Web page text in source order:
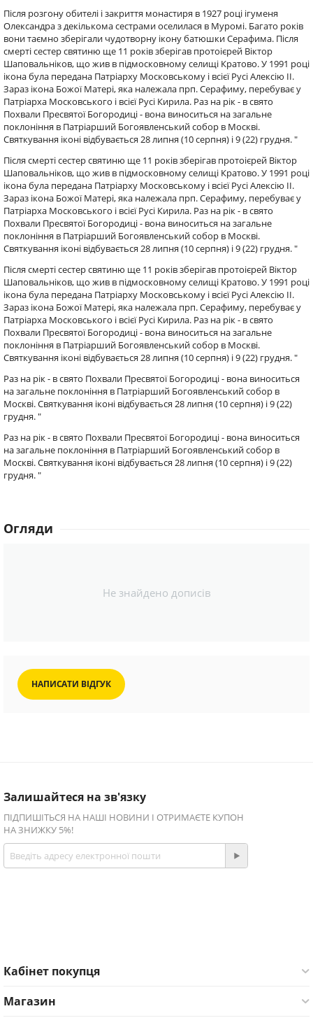
Після розгону обителі і закриття монастиря в 1927 році ігуменя
Олександра з декількома сестрами оселилася в Муромі. Багато років
вони таємно зберігали чудотворну ікону батюшки Серафима. Після
смерті сестер святиню ще 11 років зберігав протоієрей Віктор
Шаповальніков, що жив в підмосковному селищі Кратово. У 1991 році
ікона була передана Патріарху Московському і всієї Русі Алексію II.
Зараз ікона Божої Матері, яка належала прп. Серафиму, перебуває у
Патріарха Московського і всієї Русі Кирила. Раз на рік - в свято
Похвали Пресвятої Богородиці - вона виноситься на загальне
поклоніння в Патріарший Богоявленський собор в Москві.
Святкування іконі відбувається 28 липня (10 серпня) і 9 (22) грудня. "
Після смерті сестер святиню ще 11 років зберігав протоієрей Віктор
Шаповальніков, що жив в підмосковному селищі Кратово. У 1991 році
ікона була передана Патріарху Московському і всієї Русі Алексію II.
Зараз ікона Божої Матері, яка належала прп. Серафиму, перебуває у
Патріарха Московського і всієї Русі Кирила. Раз на рік - в свято
Похвали Пресвятої Богородиці - вона виноситься на загальне
поклоніння в Патріарший Богоявленський собор в Москві.
Святкування іконі відбувається 28 липня (10 серпня) і 9 (22) грудня. "
Після смерті сестер святиню ще 11 років зберігав протоієрей Віктор
Шаповальніков, що жив в підмосковному селищі Кратово. У 1991 році
ікона була передана Патріарху Московському і всієї Русі Алексію II.
Зараз ікона Божої Матері, яка належала прп. Серафиму, перебуває у
Патріарха Московського і всієї Русі Кирила. Раз на рік - в свято
Похвали Пресвятої Богородиці - вона виноситься на загальне
поклоніння в Патріарший Богоявленський собор в Москві.
Святкування іконі відбувається 28 липня (10 серпня) і 9 (22) грудня. "
Раз на рік - в свято Похвали Пресвятої Богородиці - вона виноситься
на загальне поклоніння в Патріарший Богоявленський собор в
Москві. Святкування іконі відбувається 28 липня (10 серпня) і 9 (22)
грудня. "
Раз на рік - в свято Похвали Пресвятої Богородиці - вона виноситься
на загальне поклоніння в Патріарший Богоявленський собор в
Москві. Святкування іконі відбувається 28 липня (10 серпня) і 9 (22)
грудня. "
Огляди
Не знайдено дописів
НАПИСАТИ ВІДГУК
Залишайтеся на зв'язку
ПІДПИШІТЬСЯ НА НАШІ НОВИНИ І ОТРИМАЄТЕ КУПОН
НА ЗНИЖКУ 5%!
Кабінет покупця
Магазин